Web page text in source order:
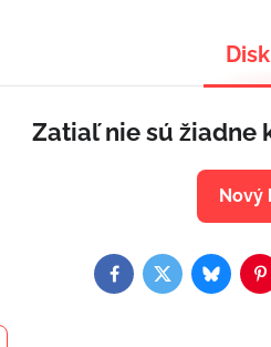
Zatiaľ nie sú žiadne
Nový
Facebook
TwitterBluesky